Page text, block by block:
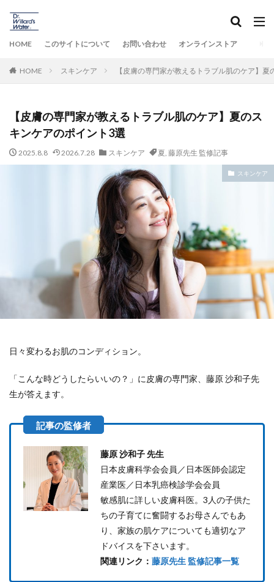
HOME このサイトについて お問い合わせ オンラインストア
HOME スキンケア 【皮膚の専門家が教えるトラブル肌のケア】
【皮膚の専門家が教えるトラブル肌のケア】夏のス
キンケアのポイント3選
2025.8.8 2026.7.28 スキンケア 夏, 藤原先生 監修記事
スキンケア
日々変わるお肌のコンディション。
「こんな時どうしたらいいの？」に皮膚の専門家、藤原 沙和子先
生が答えます。
藤原 沙和子 先生
日本皮膚科学会会員／日本医師会認定
産業医／日本乳癌検診学会会員
敏感肌に詳しい皮膚科医。3人の子供た
ちの子育てに奮闘するお母さんでもあ
り、家族の肌ケアについても適切なア
ドバイスを下さいます。
関連リンク： 藤原先生 監修記事一覧